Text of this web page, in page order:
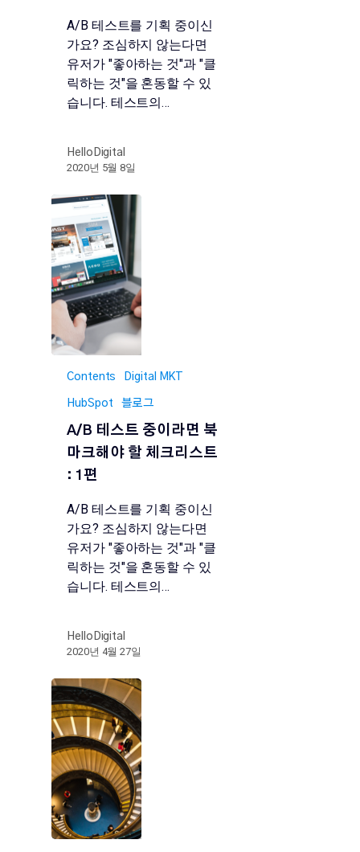
A/B 테스트를 기획 중이신
가요? 조심하지 않는다면
유저가 "좋아하는 것"과 "클
릭하는 것"을 혼동할 수 있
습니다. 테스트의…
HelloDigital
2020년 5월 8일
Contents Digital MKT
HubSpot 블로그
A/B 테스트 중이라면 북
마크해야 할 체크리스트
: 1편
A/B 테스트를 기획 중이신
가요? 조심하지 않는다면
유저가 "좋아하는 것"과 "클
릭하는 것"을 혼동할 수 있
습니다. 테스트의…
HelloDigital
2020년 4월 27일